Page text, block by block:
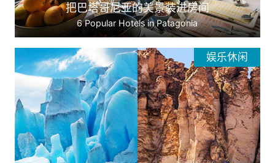
把巴塔哥尼亚的美景装进房间
6 Popular Hotels in Patagonia
娱乐休闲